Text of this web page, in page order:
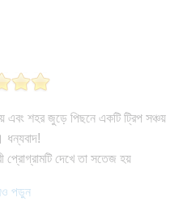
শহর জুড়ে পিছনে একটি ট্রিপ সঞ্চয়
ধন্যবাদ!
প্রোগ্রামটি দেখে তা সতেজ হয়
পড়ুন